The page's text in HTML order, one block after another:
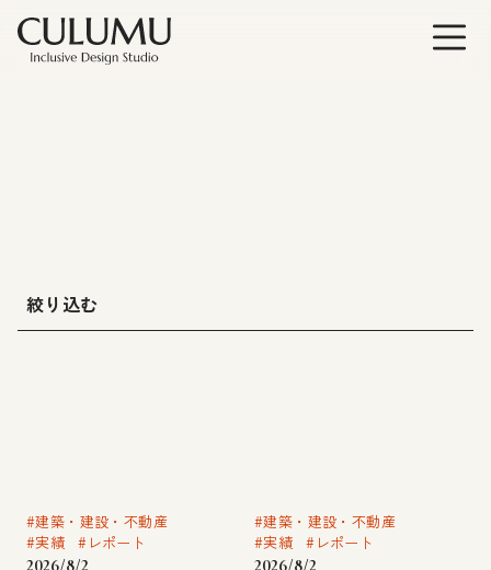
絞り込む
2026/8/2
#建築・建設・不動産
#実績
#レポート
2026/8/2
#建築・建設・不動産
#実績
#レポート